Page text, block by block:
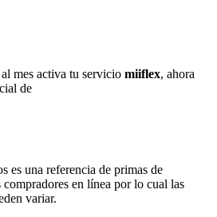
mes activa tu servicio miiflex, ahora
de
es una referencia de primas de
en línea por lo cual las
variar.